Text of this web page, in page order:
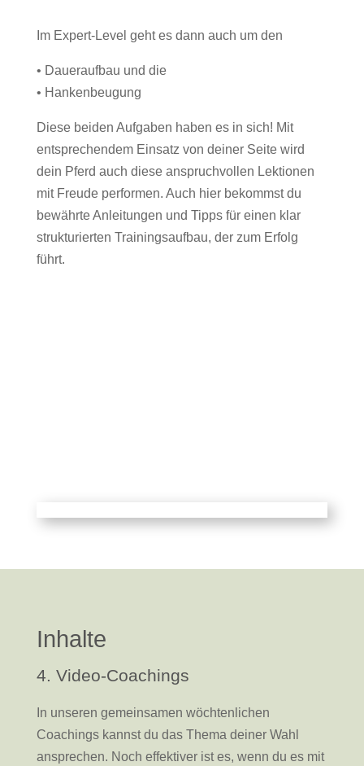
Im Expert-Level geht es dann auch um den
• Daueraufbau und die
• Hankenbeugung
Diese beiden Aufgaben haben es in sich! Mit
entsprechendem Einsatz von deiner Seite wird
dein Pferd auch diese anspruchvollen Lektionen
mit Freude performen. Auch hier bekommst du
bewährte Anleitungen und Tipps für einen klar
strukturierten Trainingsaufbau, der zum Erfolg
führt.
Inhalte
4. Video-Coachings
In unseren gemeinsamen wöchtenlichen
Coachings kannst du das Thema deiner Wahl
ansprechen. Noch effektiver ist es, wenn du es mit